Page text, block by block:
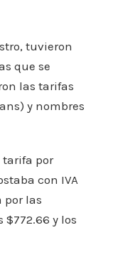
tuvieron
que se
las tarifas
y nombres
tarifa por
con IVA
por las
$772.66 y los